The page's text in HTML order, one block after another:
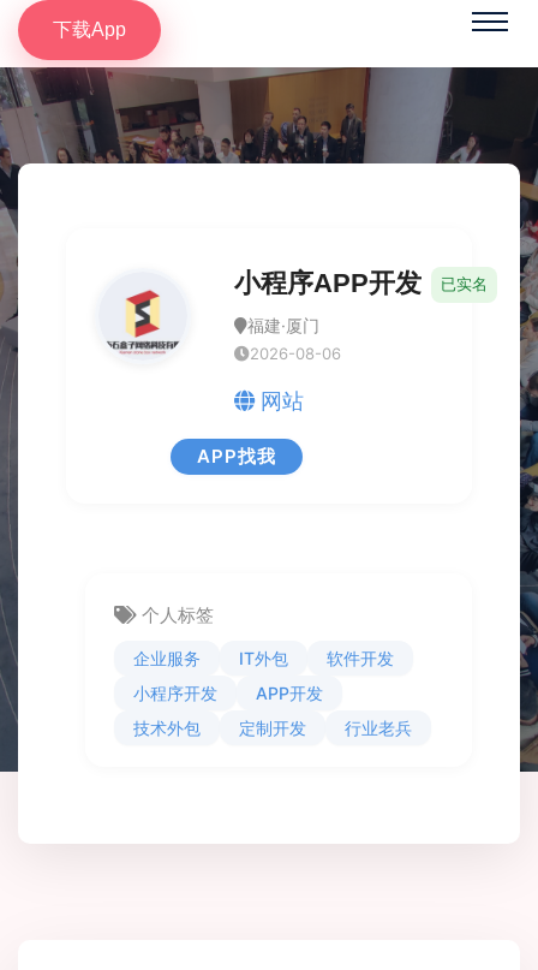
下载App
小程序APP开发 已实名
福建·厦门
2026-08-06
网站
APP找我
个人标签
企业服务 IT外包
软件开发
小程序开发
APP开发
技术外包
定制开发 行业老兵